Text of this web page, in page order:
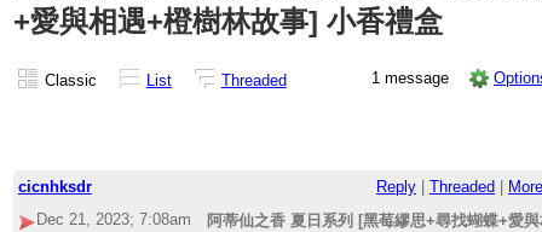
+愛與相遇+橙樹林故事] 小香禮盒
Classic List Threaded 1 message
cicnhksdr Reply Threaded
More
Dec 21, 2023; 7:08am
阿蒂仙之香 夏日系列 [黑莓繆思+尋找蝴蝶+愛